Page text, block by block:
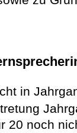
in
20 noch